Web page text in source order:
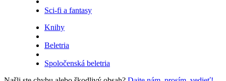
Sci-fi a fantasy
Knihy
Beletria
Spoločenská beletria